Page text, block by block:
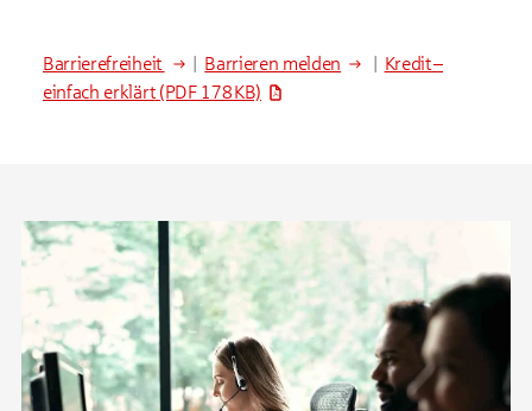
Barrierefreiheit Barrieren melden
Kredit –
einfach erklärt (PDF 178 KB)